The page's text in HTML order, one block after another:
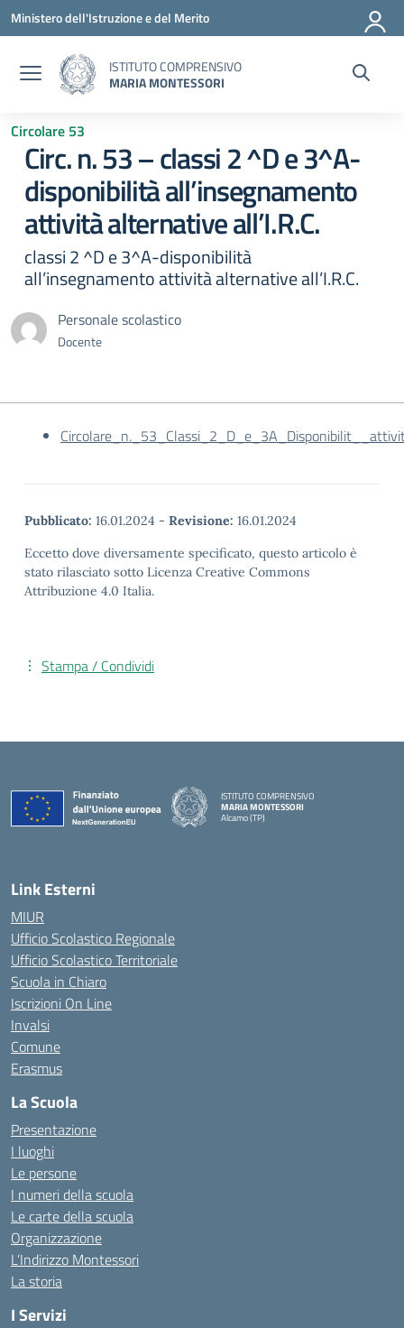
Vai ai contenuti
Vai al menu di navigazione
Vai al footer
Ministero dell'Istruzione e del Merito
ISTITUTO COMPRENSIVO
MARIA MONTESSORI
Circolare 53
Circ. n. 53 – classi 2 ^D e 3^A-
disponibilità all’insegnamento
attività alternative all’I.R.C.
classi 2 ^D e 3^A-disponibilità
all’insegnamento attività alternative all’I.R.C.
Personale scolastico
Docente
Pubblicato: 16.01.2024 - Revisione: 16.01.2024
Eccetto dove diversamente specificato, questo articolo è
stato rilasciato sotto Licenza Creative Commons
Attribuzione 4.0 Italia.
Stampa / Condividi
ISTITUTO COMPRENSIVO
MARIA MONTESSORI
Alcamo (TP)
Link Esterni
MIUR
Ufficio Scolastico Regionale
Ufficio Scolastico Territoriale
Scuola in Chiaro
Iscrizioni On Line
Invalsi
Comune
Erasmus
La Scuola
Presentazione
I luoghi
Le persone
I numeri della scuola
Le carte della scuola
Organizzazione
L’Indirizzo Montessori
La storia
I Servizi